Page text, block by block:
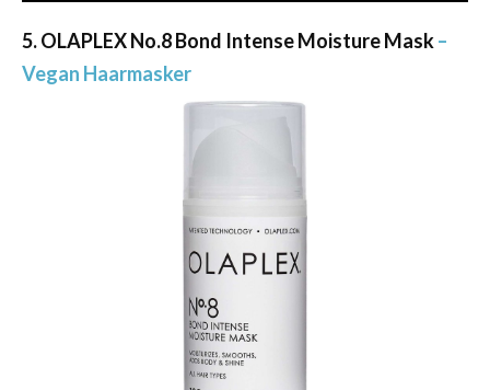
5. OLAPLEX No.8 Bond Intense Moisture Mask–
Vegan Haarmasker